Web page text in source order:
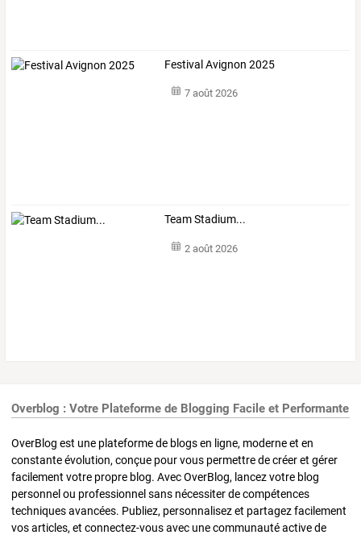
Festival Avignon 2025
7 août 2026
Team Stadium...
2 août 2026
Overblog : Votre Plateforme de Blogging Facile et Performante
OverBlog est une plateforme de blogs en ligne, moderne et en
constante évolution, conçue pour vous permettre de créer et gérer
facilement votre propre blog. Avec OverBlog, lancez votre blog
personnel ou professionnel sans nécessiter de compétences
techniques avancées. Publiez, personnalisez et partagez facilement
vos articles, et connectez-vous avec une communauté active de